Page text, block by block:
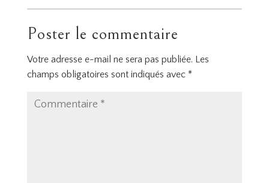
Poster le commentaire
Votre adresse e-mail ne sera pas publiée. Les
champs obligatoires sont indiqués avec *